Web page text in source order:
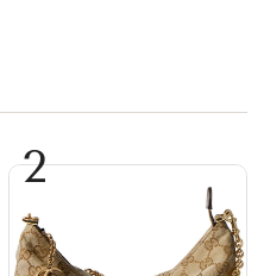
2